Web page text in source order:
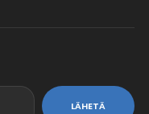
LÄHETÄ